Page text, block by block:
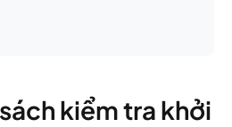
kiểm tra khởi